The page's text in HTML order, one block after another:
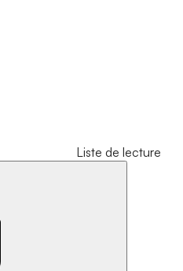
Liste de lecture